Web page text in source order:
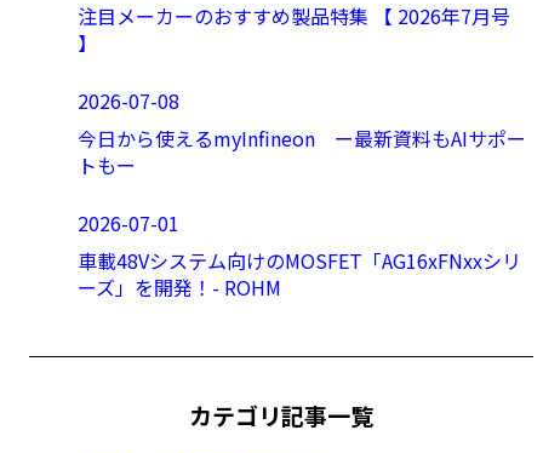
注目メーカーのおすすめ製品特集 【 2026年7月号
】
2026-07-08
今日から使えるmyInfineon ー最新資料もAIサポー
トもー
2026-07-01
車載48Vシステム向けのMOSFET「AG16xFNxxシリ
ーズ」を開発！- ROHM
カテゴリ記事一覧